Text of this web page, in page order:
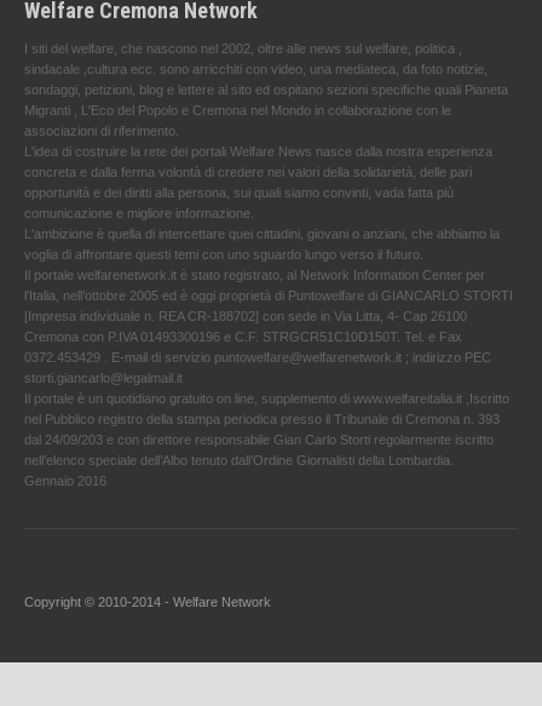
Welfare Cremona Network
I siti del welfare, che nascono nel 2002, oltre alle news sul welfare, politica ,
sindacale ,cultura ecc. sono arricchiti con video, una mediateca, da foto notizie,
sondaggi, petizioni, blog e lettere al sito ed ospitano sezioni specifiche quali Pianeta
Migranti , L'Eco del Popolo e Cremona nel Mondo in collaborazione con le
associazioni di riferimento.
L'idea di costruire la rete dei portali Welfare News nasce dalla nostra esperienza
concreta e dalla ferma volontà di credere nei valori della solidarietà, delle pari
opportunità e dei diritti alla persona, sui quali siamo convinti, vada fatta più
comunicazione e migliore informazione.
L'ambizione è quella di intercettare quei cittadini, giovani o anziani, che abbiamo la
voglia di affrontare questi temi con uno sguardo lungo verso il futuro.
Il portale welfarenetwork.it è stato registrato, al Network Information Center per
l'Italia, nell’ottobre 2005 ed è oggi proprietà di Puntowelfare di GIANCARLO STORTI
[Impresa individuale n. REA CR-188702] con sede in Via Litta, 4- Cap 26100
Cremona con P.IVA 01493300196 e C.F. STRGCR51C10D150T. Tel. e Fax
0372.453429 . E-mail di servizio puntowelfare@welfarenetwork.it ; indirizzo PEC
storti.giancarlo@legalmail.it
Il portale è un quotidiano gratuito on line, supplemento di www.welfareitalia.it ,Iscritto
nel Pubblico registro della stampa periodica presso il Tribunale di Cremona n. 393
dal 24/09/203 e con direttore responsabile Gian Carlo Storti regolarmente iscritto
nell’elenco speciale dell’Albo tenuto dall’Ordine Giornalisti della Lombardia.
Gennaio 2016
Copyright © 2010-2014 - Welfare Network